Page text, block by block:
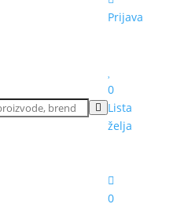
Prijava
0
Lista
želja
0